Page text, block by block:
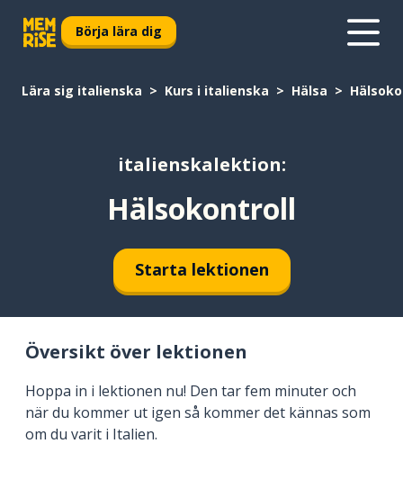
Börja lära dig
Lära sig italienska Kurs i italienska Hälsa
italienskalektion:
Hälsokontroll
Starta lektionen
Översikt över lektionen
Hoppa in i lektionen nu! Den tar fem minuter och
när du kommer ut igen så kommer det kännas som
om du varit i Italien.